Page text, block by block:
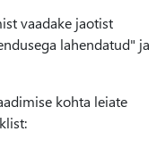
vaadake jaotist
lahendatud" ja
kohta leiate